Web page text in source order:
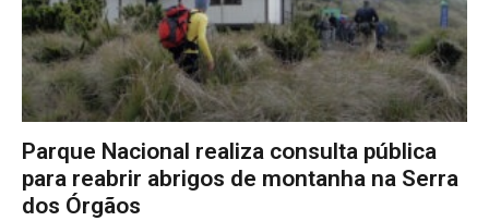
Parque Nacional realiza consulta pública
para reabrir abrigos de montanha na Serra
dos Órgãos